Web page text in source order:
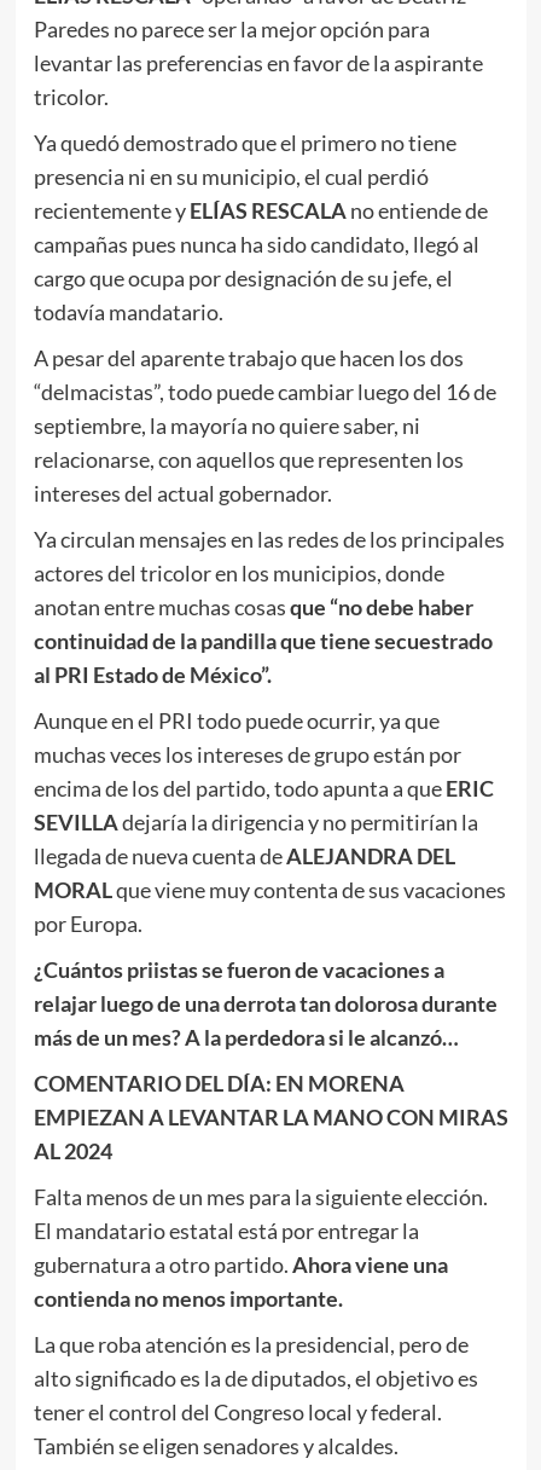
Paredes no parece ser la mejor opción para
levantar las preferencias en favor de la aspirante
tricolor.
Ya quedó demostrado que el primero no tiene
presencia ni en su municipio, el cual perdió
recientemente yELÍAS RESCALAno entiende de
campañas pues nunca ha sido candidato, llegó al
cargo que ocupa por designación de su jefe, el
todavía mandatario.
A pesar del aparente trabajo que hacen los dos
“delmacistas”, todo puede cambiar luego del 16 de
septiembre, la mayoría no quiere saber, ni
relacionarse, con aquellos que representen los
intereses del actual gobernador.
Ya circulan mensajes en las redes de los principales
actores del tricolor en los municipios, donde
anotan entre muchas cosasque “no debe haber
continuidad de la pandilla que tiene secuestrado
al PRI Estado de México”.
Aunque en el PRI todo puede ocurrir, ya que
muchas veces los intereses de grupo están por
encima de los del partido, todo apunta a queERIC
SEVILLAdejaría la dirigencia y no permitirían la
llegada de nueva cuenta deALEJANDRA DEL
MORALque viene muy contenta de sus vacaciones
por Europa.
¿Cuántos priistas se fueron de vacaciones a
relajar luego de una derrota tan dolorosa durante
más de un mes? A la perdedora si le alcanzó…
COMENTARIO DEL DÍA: EN MORENA
EMPIEZAN A LEVANTAR LA MANO CON MIRAS
AL 2024
Falta menos de un mes para la siguiente elección.
El mandatario estatal está por entregar la
gubernatura a otro partido.Ahora viene una
contienda no menos importante.
La que roba atención es la presidencial, pero de
alto significado es la de diputados, el objetivo es
tener el control del Congreso local y federal.
También se eligen senadores y alcaldes.